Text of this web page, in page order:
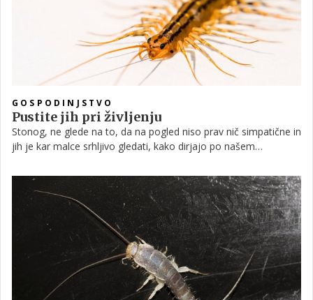
GOSPODINJSTVO
Pustite jih pri življenju
Stonog, ne glede na to, da na pogled niso prav nič simpatične in
jih je kar malce srhljivo gledati, kako dirjajo po našem